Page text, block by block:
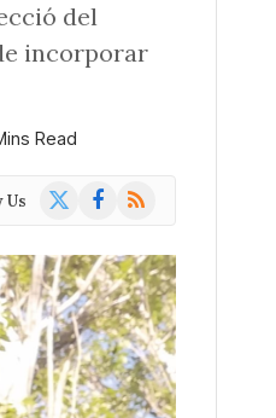
del
incorporar
Read
Us Facebook
RSS